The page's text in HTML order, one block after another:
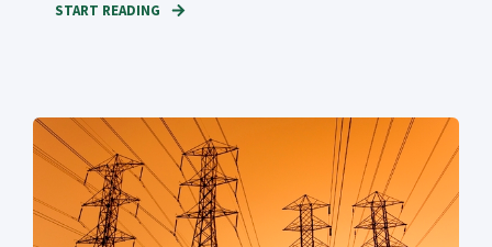
START READING